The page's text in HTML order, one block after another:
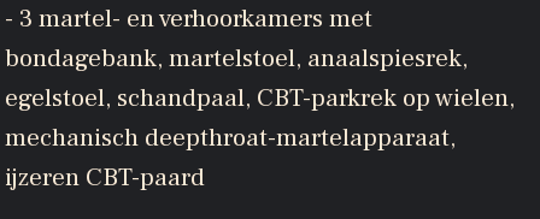
- 3 martel- en verhoorkamers met
bondagebank, martelstoel, anaalspiesrek,
egelstoel, schandpaal, CBT-parkrek op wielen,
mechanisch deepthroat-martelapparaat,
ijzeren CBT-paard